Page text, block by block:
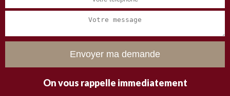
On vous rappelle immediatement